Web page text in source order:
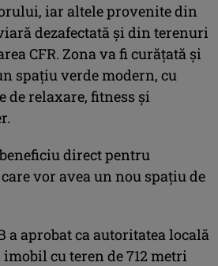
iar altele provenite din
dezafectată şi din terenuri
CFR. Zona va fi curăţată şi
spaţiu verde modern, cu
de relaxare, fitness şi
direct pentru
vor avea un nou spaţiu de
a aprobat ca autoritatea locală
cu teren de 712 metri